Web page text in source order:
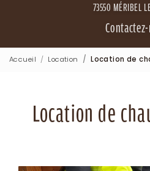
73550 MÉRIBEL
Accueil Location Location de
Location de